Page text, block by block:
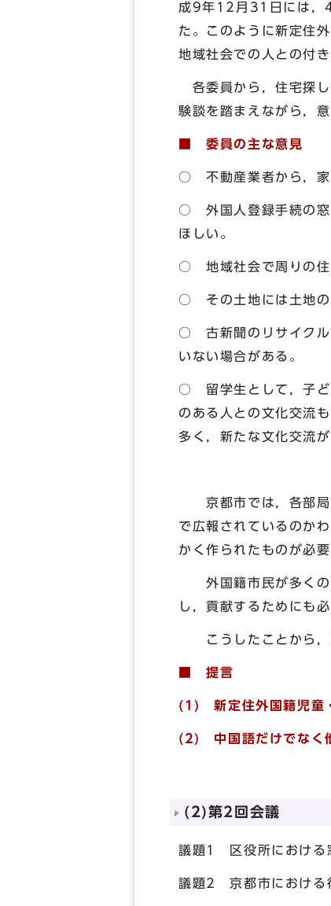
成9年12月31日には，
た。このように新定住
地域社会での人との付き
各委員から，住宅探し
験談を踏まえながら，
■ 委員の主な意見
○ 不動産業者から，家
○ 外国人登録手続の窓
ほしい。
○ 地域社会で周りの住
○ その土地には土地の
○ 古新聞のリサイクル
いない場合がある。
○ 留学生として，子ど
のある人との文化交流
多く，新たな文化交流が
京都市では，各部局
で広報されているのか
かく作られたものが必
外国籍市民が多くの
し，貢献するためにも必
こうしたことから，
■ 提言
(1) 新定住外国籍児童
(2) 中国語だけでなく
(2)第2回会議
議題1 区役所における
議題2 京都市における